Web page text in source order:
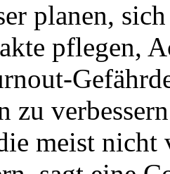
planen,
pflegen,
zu
meist